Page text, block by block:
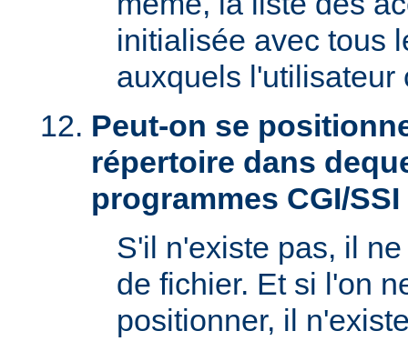
initialisée avec tous
auxquels l'utilisateur
Peut-on se
répertoire dans
programmes CGI/SSI
S'il n'existe pas, il
de fichier. Et si l'on
positionner, il